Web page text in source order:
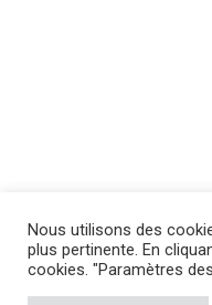
Nous utilisons des
plus pertinente. En
cookies. "Paramètres